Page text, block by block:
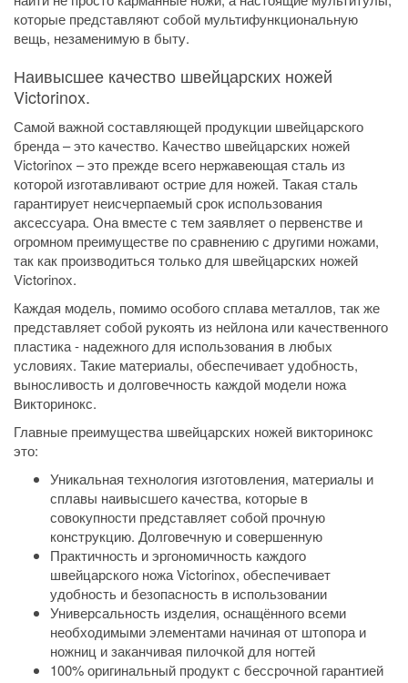
которые представляют собой мультифункциональную
вещь, незаменимую в быту.
Наивысшее качество швейцарских ножей
Victorinox.
Самой важной составляющей продукции швейцарского
бренда – это качество. Качество швейцарских ножей
Victorinox – это прежде всего нержавеющая сталь из
которой изготавливают острие для ножей. Такая сталь
гарантирует неисчерпаемый срок использования
аксессуара. Она вместе с тем заявляет о первенстве и
огромном преимуществе по сравнению с другими ножами,
так как производиться только для швейцарских ножей
Victorinox.
Каждая модель, помимо особого сплава металлов, так же
представляет собой рукоять из нейлона или качественного
пластика - надежного для использования в любых
условиях. Такие материалы, обеспечивает удобность,
выносливость и долговечность каждой модели ножа
Викторинокс.
Главные преимущества швейцарских ножей викторинокс
это:
Уникальная технология изготовления, материалы и
сплавы наивысшего качества, которые в
совокупности представляет собой прочную
конструкцию. Долговечную и совершенную
Практичность и эргономичность каждого
швейцарского ножа Victorinox, обеспечивает
удобность и безопасность в использовании
Универсальность изделия, оснащённого всеми
необходимыми элементами начиная от штопора и
ножниц и заканчивая пилочкой для ногтей
100% оригинальный продукт с бессрочной гарантией